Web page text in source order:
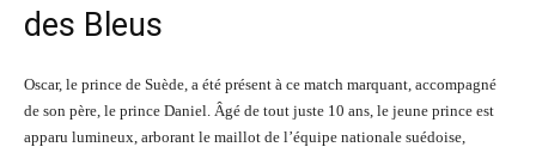
des Bleus
Oscar, le prince de Suède, a été présent à ce match marquant, accompagné
de son père, le prince Daniel. Âgé de tout juste 10 ans, le jeune prince est
apparu lumineux, arborant le maillot de l’équipe nationale suédoise,